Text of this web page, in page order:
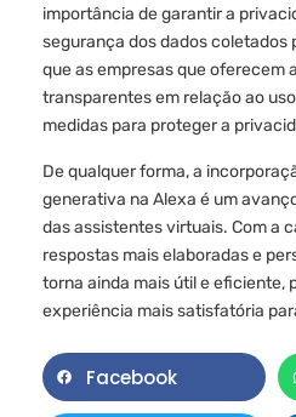
importância de garantir a
segurança dos dados coletados
que as empresas que oferecem
transparentes em relação ao
medidas para proteger a
De qualquer forma, a
generativa na Alexa é um
das assistentes virtuais. Com a
respostas mais elaboradas e
torna ainda mais útil e eficiente,
experiência mais satisfatória
Facebook